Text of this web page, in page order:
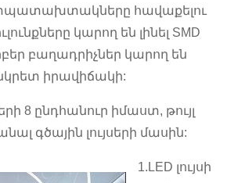
հավաքելու
կարող են լինել SMD
բաղադրիչներ կարող են
իրավիճակի:
8 ընդհանուր իմաստ, թույլ
գծային լույսերի մասին:
1.LED լույսի